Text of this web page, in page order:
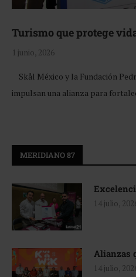
Turismo que protege
1 junio, 2026
Skål México y la Fundación
impulsan una alianza para
MERIDIANO 87
14 julio,
Alianzas
14 julio,